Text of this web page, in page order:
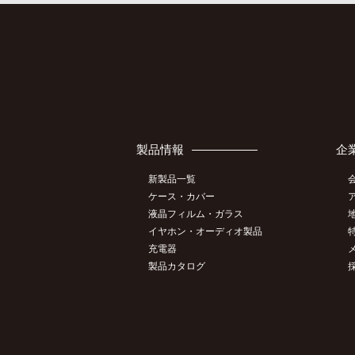
製品情報
新製品一覧
ケース・カバー
液晶フィルム・ガラス
イヤホン・オーディオ製品
充電器
製品カタログ
企